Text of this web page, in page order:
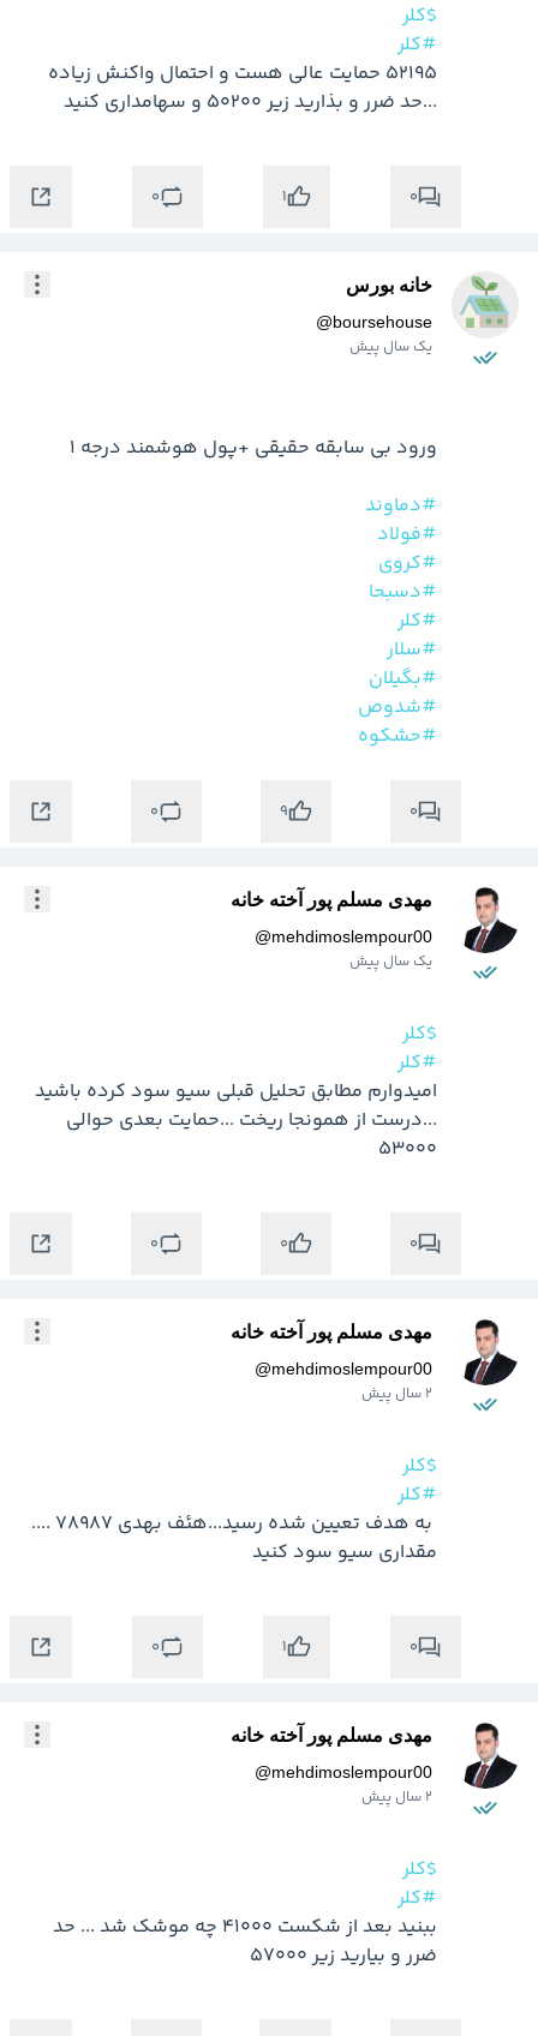
$کلر
#کلر
...حد ضرر و بذارید زیر 50200 و سهامداری کنید
0
1
0
خانه بورس
@boursehouse
یک سال پیش
#دماوند
#فولاد
#کروی
#دسبحا
#کلر
#سلار
#بگیلان
#شدوص
#حشکوه
0
9
0
مهدی مسلم پور آخته خانه
@mehdimoslempour00
یک سال پیش
$کلر
#کلر
53000
0
0
0
مهدی مسلم پور آخته خانه
@mehdimoslempour00
2 سال پیش
$کلر
#کلر
مقداری سیو سود کنید
0
1
0
مهدی مسلم پور آخته خانه
@mehdimoslempour00
2 سال پیش
$کلر
#کلر
ضرر و بیارید زیر 57000